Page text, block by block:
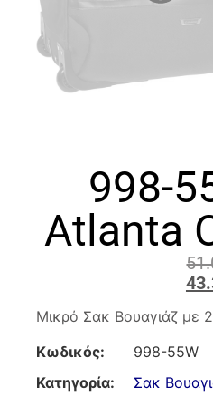
998-
Atlanta
Μικρό Σακ Βουαγιάζ με
Κωδικός:
998-55W
Κατηγορία:
Σακ